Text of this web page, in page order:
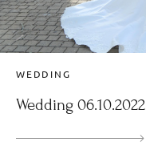
WEDDING
Wedding 06.10.2022